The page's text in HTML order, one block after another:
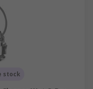
stock